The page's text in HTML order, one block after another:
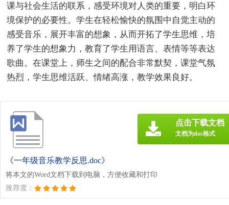
课与社会生活的联系，感受环境对人类的重要，明白环
境保护的必要性。学生在轻松愉快的氛围中自觉主动的
感受音乐，展开丰富的想象，从而开拓了学生思维，培
养了学生的想象力，教育了学生用语言、表情等等表达
歌曲。在课堂上，师生之间的配合非常默契，课堂气氛
热烈，学生思维活跃、情绪高涨，教学效果良好。
《一年级音乐教学反思.doc》
将本文的Word文档下载到电脑，方便收藏和打印
推荐度：
点击下载文档
文档为doc格式